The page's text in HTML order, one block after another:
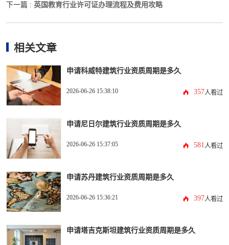
下一篇 : 英国教育行业许可证办理流程及费用攻略
相关文章
申请科威特建筑行业资质周期是多久
2026-06-26 15:38:10 357人看过
申请尼日尔建筑行业资质周期是多久
2026-06-26 15:37:05 581人看过
申请苏丹建筑行业资质周期是多久
2026-06-26 15:36:21 397人看过
申请塔吉克斯坦建筑行业资质周期是多久